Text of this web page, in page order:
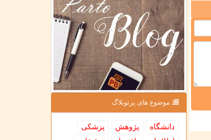
موضوع های پرتوبلاگ
دانشگاه پژوهش
پزشكی